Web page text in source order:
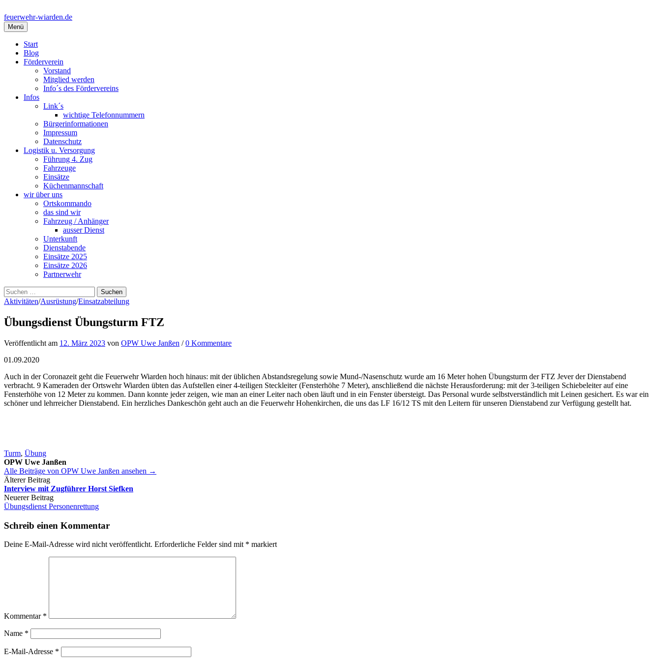
zum
Inhalt
feuerwehr-wiarden.de
Menü
Start
Blog
Förderverein
Vorstand
Mitglied werden
Info´s des Fördervereins
Infos
Link´s
wichtige Telefonnummern
Bürgerinformationen
Impressum
Datenschutz
Logistik u. Versorgung
Führung 4. Zug
Fahrzeuge
Einsätze
Küchenmannschaft
wir über uns
Ortskommando
das sind wir
Fahrzeug / Anhänger
ausser Dienst
Unterkunft
Dienstabende
Einsätze 2025
Einsätze 2026
Partnerwehr
Suchen
nach:
Aktivitäten/Ausrüstung/Einsatzabteilung
Übungsdienst Übungsturm FTZ
Veröffentlicht am 12. März 2023 von OPW Uwe Janßen /0 Kommentare
01.09.2020
Auch in der Coronazeit geht die Feuerwehr Wiarden hoch hinaus: mit der üblichen Abstandsregelung sowie Mund-/Nasenschutz wurde am 16 Meter hohen Übungsturm der FTZ Jever der Dienstabend
verbracht. 9 Kameraden der Ortswehr Wiarden übten das Aufstellen einer 4-teiligen Steckleiter (Fensterhöhe 7 Meter), anschließend die nächste Herausforderung: mit der 3-teiligen Schiebeleiter auf eine
Fensterhöhe von 12 Meter zu kommen. Dann konnte jeder zeigen, wie man an einer Leiter nach oben läuft und in ein Fenster übersteigt. Das Personal wurde selbstverständlich mit Leinen gesichert. Es war ein
schöner und lehrreicher Dienstabend. Ein herzliches Dankeschön geht auch an die Feuerwehr Hohenkirchen, die uns das LF 16/12 TS mit den Leitern für unseren Dienstabend zur Verfügung gestellt hat.
Turm, Übung
OPW Uwe Janßen
Alle Beiträge von OPW Uwe Janßen ansehen →
Beitrags-
Navigation
Älterer Beitrag
Interview mit Zugführer Horst Siefken
Neuerer Beitrag
Übungsdienst Personenrettung
Schreib einen Kommentar
Deine E-Mail-Adresse wird nicht veröffentlicht. Erforderliche Felder sind mit * markiert
Kommentar *
Name *
E-Mail-Adresse *